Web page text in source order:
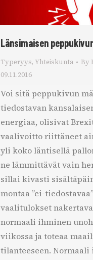
Länsimaisen
Typeryys, Yhteiskunta By
09.11.2016
Voi sitä peppukivun
tiedostavan
energiaa, olisivat
vaalivoitto riittäneet
yli koko läntisellä
ne lämmittävät vain
sillai kivasti
montaa ”ei-
vaalitulokset
normaali ihminen
viikossa ja toteaa
tilanteeseen.